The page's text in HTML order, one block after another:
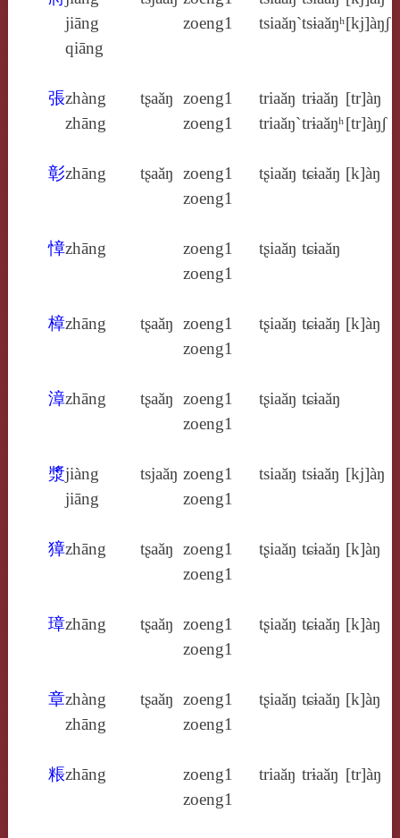
jiāng
qiāng
zoeng1
tsiaăŋ`tsɨaăŋʰ[kj]àŋʃ
張zhàng
zhāng
tʂaăŋ zoeng1
zoeng1
triaăŋ
triaăŋ`
trɨaăŋ
trɨaăŋʰ
[tr]àŋ
[tr]àŋʃ
彰zhāng tʂaăŋ zoeng1
zoeng1
tʂiaăŋ tɕɨaăŋ [k]àŋ
慞zhāng
zoeng1
zoeng1
tʂiaăŋ tɕɨaăŋ
樟zhāng tʂaăŋ zoeng1
zoeng1
tʂiaăŋ tɕɨaăŋ [k]àŋ
漳zhāng tʂaăŋ zoeng1
zoeng1
tʂiaăŋ tɕɨaăŋ
漿jiàng
jiāng
tsjaăŋ zoeng1
zoeng1
tsiaăŋ tsɨaăŋ [kj]àŋ
獐zhāng tʂaăŋ zoeng1
zoeng1
tʂiaăŋ tɕɨaăŋ [k]àŋ
璋zhāng tʂaăŋ zoeng1
zoeng1
tʂiaăŋ tɕɨaăŋ [k]àŋ
章zhàng
zhāng
tʂaăŋ zoeng1
zoeng1
tʂiaăŋ tɕɨaăŋ [k]àŋ
粻zhāng
zoeng1
zoeng1
triaăŋ trɨaăŋ [tr]àŋ